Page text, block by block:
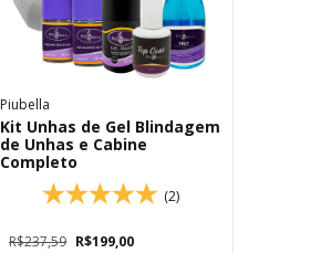
Piubella
Kit Unhas de Gel Blindagem
de Unhas e Cabine
Completo
(2)
R$237,59 R$199,00